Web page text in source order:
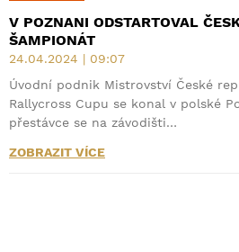
V POZNANI ODSTARTOVAL
ŠAMPIONÁT
24.04.2024 | 09:07
Úvodní podnik Mistrovství České
Rallycross Cupu se konal v polské
přestávce se na závodišti…
ZOBRAZIT VÍCE